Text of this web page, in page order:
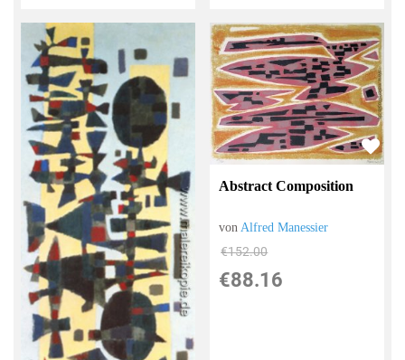
Abstract Composition
von Alfred Manessier
€152.00
€88.16